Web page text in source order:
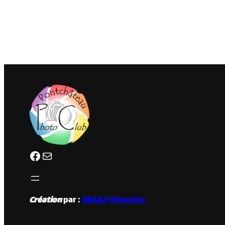
Facebook clubphotopontchateau@gmail.com
Créationpar :DRAILY Florentin